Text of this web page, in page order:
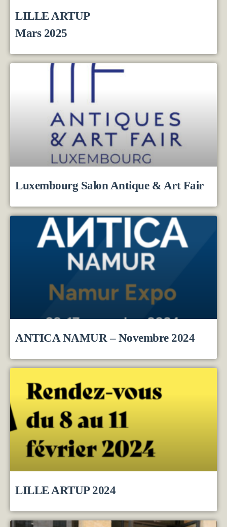
LILLE ARTUP
Mars 2025
Luxembourg Salon Antique & Art Fair
ANTICA NAMUR – Novembre 2024
LILLE ARTUP 2024